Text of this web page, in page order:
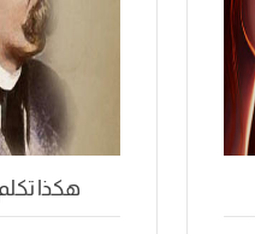
هكذا